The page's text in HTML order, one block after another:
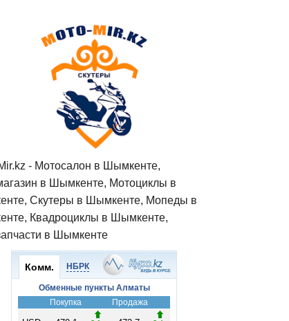
- Мотосалон в Шымкенте,
в Шымкенте, Мотоциклы в
Скутеры в Шымкенте, Мопеды в
Квадроциклы в Шымкенте,
в Шымкенте